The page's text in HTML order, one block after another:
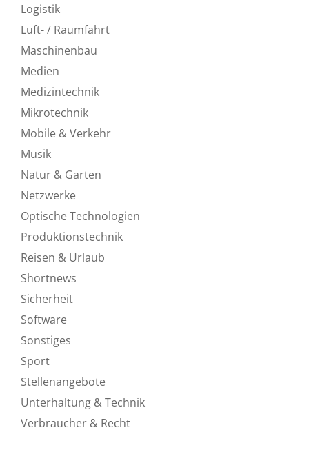
Logistik
Luft- / Raumfahrt
Maschinenbau
Medien
Medizintechnik
Mikrotechnik
Mobile & Verkehr
Musik
Natur & Garten
Netzwerke
Optische Technologien
Produktionstechnik
Reisen & Urlaub
Shortnews
Sicherheit
Software
Sonstiges
Sport
Stellenangebote
Unterhaltung & Technik
Verbraucher & Recht